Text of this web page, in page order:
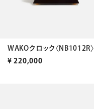
WAKOクロック〈NB1012R〉
¥ 220,000